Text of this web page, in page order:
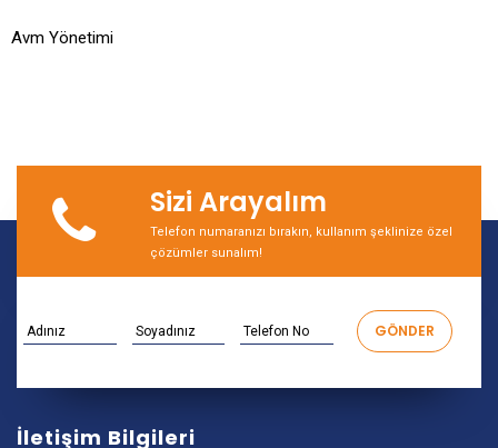
Avm Yönetimi
Sizi Arayalım
Telefon numaranızı bırakın, kullanım şeklinize özel
çözümler sunalım!
İletişim Bilgileri